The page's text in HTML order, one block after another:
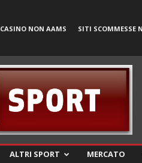
CASINO NON AAMS SITI SCOMMESSE
ALTRI SPORT MERCATO